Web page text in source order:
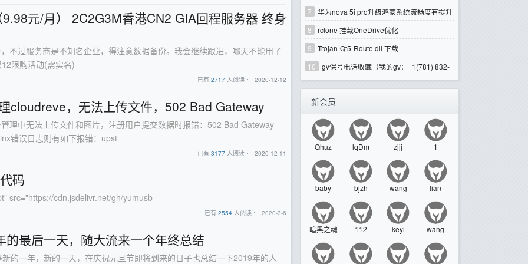
元/月） 2C2G3M香港CN2 GIA回程服务器 终身
不过服务商是不知名企业，得注意数据备份。我会继续跟进，哪天不能用了
限购活动(需实名)
已有 2717 人阅读・ 2020-12-12
cloudreve，无法上传文件，502 Bad Gateway
理中无法上传文件和图片，注册用户提交数据时报错：502 Bad Gateway
错误日志则有如下报错：upst
已有 3177 人阅读・ 2020-12-11
码
src="https://cdn.jsdelivr.net/gh/yumusb
已有 2554 人阅读・ 2020-3-6
的最后一天，随大流来一个年终总结
年，新的一天，在庆祝元旦节即将到来的日子也总结一下2019年的人
题）
7
华为nova 5i pro升级鸿蒙系统流畅度有提升
8
rclone 挂载OneDrive优化
9
Trojan-Qt5-Route.dll 下载
10
gv保号电话收藏（我的gv：+1‪(781) 832-
新会员
Qhuz lqDm zjjj 1
baby bjzh wang lian
暗黑之魂 112 keyi wang